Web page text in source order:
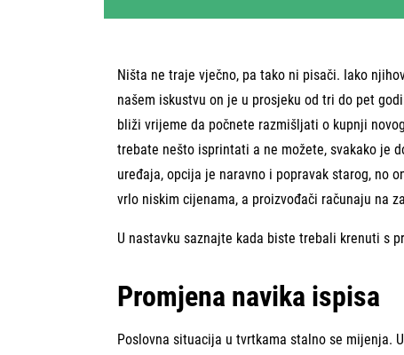
Ništa ne traje vječno, pa tako ni pisači. Iako
našem iskustvu on je u prosjeku od tri do pet
bliži vrijeme da počnete razmišljati o kupnji
trebate nešto isprintati a ne možete, svakako je
uređaja, opcija je naravno i popravak starog, no
vrlo niskim cijenama, a proizvođači računaju na
U nastavku saznajte kada biste trebali krenuti s
Promjena navika ispisa
Poslovna situacija u tvrtkama stalno se mijenja.